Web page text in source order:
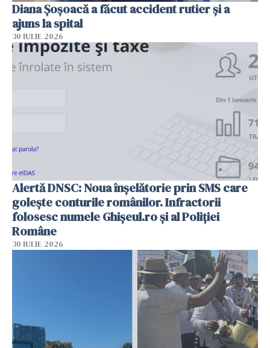
Diana Șoșoacă a făcut accident rutier și a
ajuns la spital
30 IULIE 2026
Alertă DNSC: Noua înșelătorie prin SMS care
golește conturile românilor. Infractorii
folosesc numele Ghișeul.ro și al Poliției
Române
30 IULIE 2026